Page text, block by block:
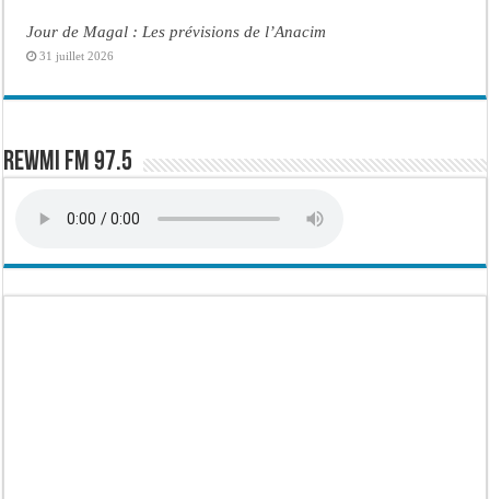
Jour de Magal : Les prévisions de l’Anacim
31 juillet 2026
Rewmi FM 97.5